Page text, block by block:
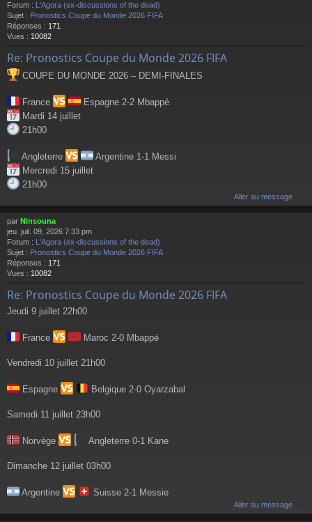
Forum : L'Agora (ex-discussions of the dead)
Sujet : Pronostics Coupe du Monde 2026 FIFA
Réponses : 171
Vues : 10082
Re: Pronostics Coupe du Monde 2026 FIFA
COUPE DU MONDE 2026 – DEMI-FINALES
France
Espagne 2-2 Mbappé
Mardi 14 juillet
21h00
Angleterre
Argentine 1-1 Messi
Mercredi 15 juillet
21h00
Aller au message
par Ninsouna
jeu. juil. 09, 2026 7:33 pm
Forum : L'Agora (ex-discussions of the dead)
Sujet : Pronostics Coupe du Monde 2026 FIFA
Réponses : 171
Vues : 10082
Re: Pronostics Coupe du Monde 2026 FIFA
Jeudi 9 juillet 22h00
France Maroc 2-0 Mbappé
Vendredi 10 juillet 21h00
Espagne Belgique 2-0 Oyarzabal
Samedi 11 juillet 23h00
Norvège Angleterre 0-1 Kane
Dimanche 12 juillet 03h00
Argentine Suisse 2-1 Messie
Aller au message